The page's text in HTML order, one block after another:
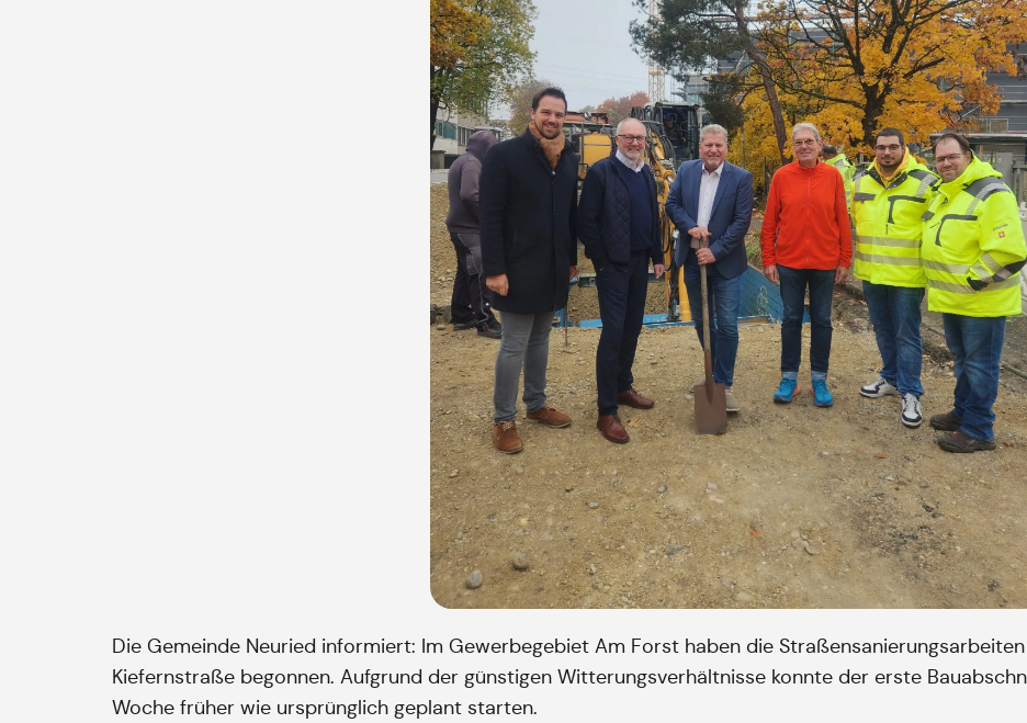
Die Gemeinde Neuried informiert: Im Gewerbegebiet Am Forst haben die
Kiefernstraße begonnen. Aufgrund der günstigen Witterungsverhältnisse konnte der erste
Woche früher wie ursprünglich geplant starten.